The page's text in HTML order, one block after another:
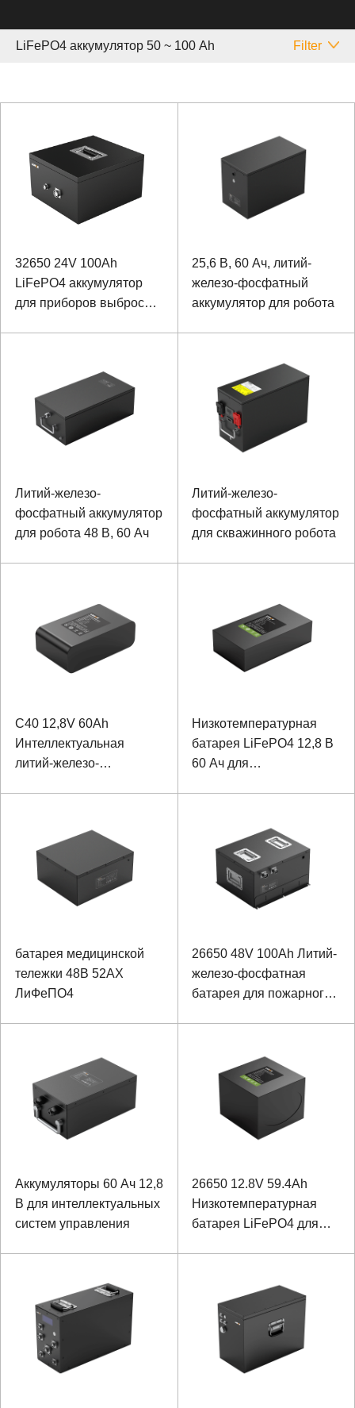
LiFePO4 аккумулятор 50 ~ 100 Аh Filter
32650 24V 100Ah
LiFePO4 аккумулятор
для приборов выброса
25,6 В, 60 Ач, литий-
железо-фосфатный
аккумулятор для робота
Литий-железо-
фосфатный аккумулятор
для робота 48 В, 60 Ач
Литий-железо-
фосфатный аккумулятор
для скважинного робота
C40 12,8V 60Ah
Интеллектуальная
литий-железо-
Низкотемпературная
батарея LiFePO4 12,8 В
60 Ач для
батарея медицинской
тележки 48В 52АХ
ЛиФеПО4
26650 48V 100Ah Литий-
железо-фосфатная
батарея для пожарного
Аккумуляторы 60 Ач 12,8
В для интеллектуальных
систем управления
26650 12.8V 59.4Ah
Низкотемпературная
батарея LiFePO4 для